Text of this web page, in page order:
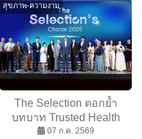
สุขภาพ-ความงาม
The Selection ตอกย้ำ
บทบาท Trusted Health
Partner มอบรางวัล The
07 ก.ค. 2569